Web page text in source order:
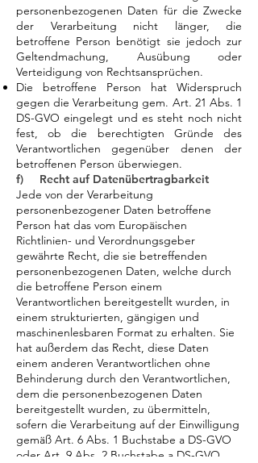
personenbezogenen Daten für die Zwecke
der Verarbeitung nicht länger, die
betroffene Person benötigt sie jedoch zur
Geltendmachung, Ausübung oder
Verteidigung von Rechtsansprüchen.
Die betroffene Person hat Widerspruch
gegen die Verarbeitung gem. Art. 21 Abs. 1
DS-GVO eingelegt und es steht noch nicht
fest, ob die berechtigten Gründe des
Verantwortlichen gegenüber denen der
betroffenen Person überwiegen.
f) Recht auf Datenübertragbarkeit
Jede von der Verarbeitung
personenbezogener Daten betroffene
Person hat das vom Europäischen
Richtlinien- und Verordnungsgeber
gewährte Recht, die sie betreffenden
personenbezogenen Daten, welche durch
die betroffene Person einem
Verantwortlichen bereitgestellt wurden, in
einem strukturierten, gängigen und
maschinenlesbaren Format zu erhalten. Sie
hat außerdem das Recht, diese Daten
einem anderen Verantwortlichen ohne
Behinderung durch den Verantwortlichen,
dem die personenbezogenen Daten
bereitgestellt wurden, zu übermitteln,
sofern die Verarbeitung auf der Einwilligung
gemäß Art. 6 Abs. 1 Buchstabe a DS-GVO
oder Art. 9 Abs. 2 Buchstabe a DS-GVO